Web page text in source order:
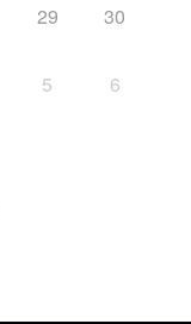
29 30
5 6